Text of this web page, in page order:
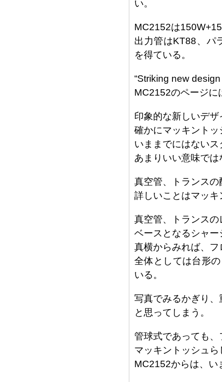
い。
MC2152は
出力管はKT88、パ
を得ている。
“Striking new
MC2152のページに
印象的な新しいデ
確かにマッキント
いままでにはない
あまりいい意味で
真空管、トランス
詳しいことはマッ
真空管、トランス
ベースとなるシャ
真横からみれば、
全体としては台形
いる。
写真でみるかぎり
と思ってしまう。
管球式であっても
マッキントッシュ
MC2152からは、い